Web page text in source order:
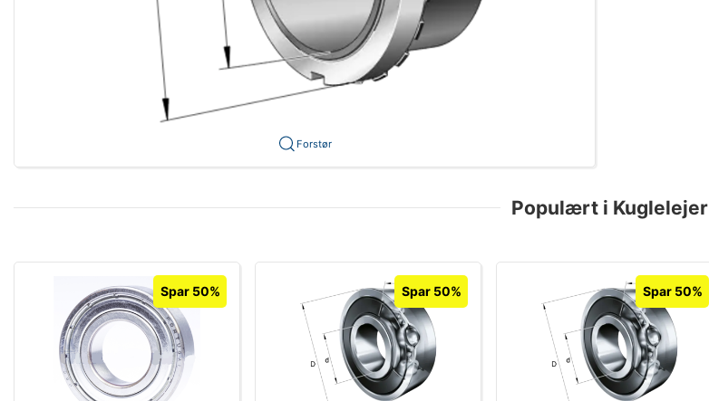
Forstør
Populært i Kuglelejer
Spar 50% Spar 50% Spar 50%